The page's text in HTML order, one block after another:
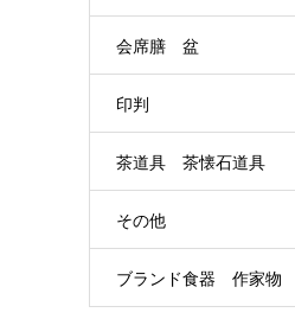
会席膳 盆
印判
茶道具 茶懐石道具
その他
ブランド食器 作家物